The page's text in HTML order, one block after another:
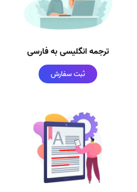
ترجمه انگلیسی به فارسی
ثبت سفارش